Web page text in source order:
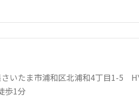
さいたま市浦和区北浦和4丁目1-5
歩1分